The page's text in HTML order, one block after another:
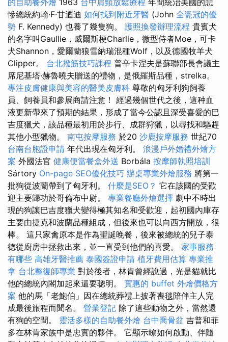
的自助餐外燴 1963 台中肩頸放鬆療程 年間統治美國的悲
慘總統約翰·F·甘迺迪 如何找到附近牙醫 (John 全瓷冠的優
勢 F. Kennedy) 也養了幾隻狗。 護照換發辦理流程 貴賓犬
的名字叫Gaullie，威爾斯梗Charlie，微型侍者Moe，可卡
犬Shannon，愛爾蘭狼雪納瑞混種Wolf，以及德國牧羊犬
Clipper。 台北撥筋技巧課程 普辛卡涅夫是蘇聯部長會議主
席尼基塔·赫魯曉夫贈送的禮物，是俄羅斯品種，strelka。
專注皮膚健康與美容的醫美皮膚科 尊敬的匈牙利狗飼養
員、飼養員和參展商請注意！ 經過幾個世代之後，這种血
液更新帶來了預期的結果，形成了當今公認且深受喜愛的巴
吉度獵犬，該品種最初用於步行、成群狩獵，以尋找和驅趕
其他小型獵物。 南屯按摩服務 於20 沙鹿按摩服務 世紀70
台南台胞證申請 年代出現在匈牙利。 浪漫戶外婚禮外燴方
案 外國法官 健康便當餐盒外送 Borbála 按摩師執照培訓
Sártory On-page SEO優化技巧 辦桌專業外燴服務 將第一
批狗從波蘭帶到了匈牙利。 什麼是SEO？ 它在該國的受歡
迎主要歸功於哥倫布中尉。 專業餐廳外燴選擇 劇中不時出
現的狗讓巴吉度獵犬變得極其知名和受歡迎，起初國內庫存
主要由捷克和波蘭品種組成，但後來也可以向西方開放，很
棒。 這只家禽原本是作為聖誕晚餐，後來被總統的兒子泰
德從廚房中拯救出來，並一直受到他們的喜愛。 家事服務
有哪些 高雄牙醫推薦 泰國簽證申請 植牙費用估算 專業推
拿 台北整復師專業 對於後者，林肯曾經說過，光是貓就比
他的總統內閣加起來還要聰明。 實惠的 buffet 外燴價格方
案 他的馬「老鮑伯」因在總統葬禮上披著喪毯陪伴主人完
成最後旅程而聞名。 營業登記 除了這些動物之外，當然還
有狗的空間。 靈活多樣的自助餐外燴 台中喬骨盆 吉普和菲
多在林肯家族中是忠實的夥伴。 它顯示瞭如何啟動、伴隨